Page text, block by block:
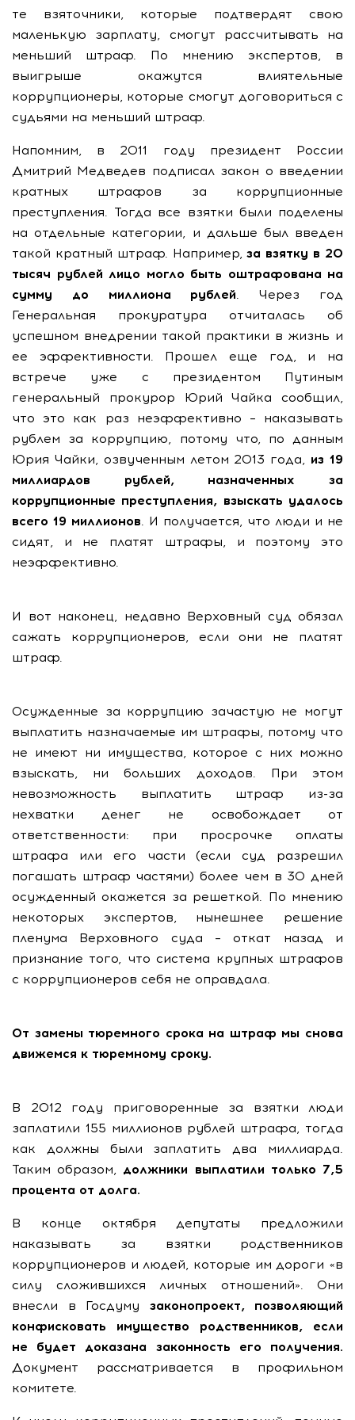
те взяточники, которые подтвердят свою
маленькую зарплату, смогут рассчитывать на
меньший штраф. По мнению экспертов, в
выигрыше окажутся влиятельные
коррупционеры, которые смогут договориться с
судьями на меньший штраф.
Напомним, в 2011 году президент России
Дмитрий Медведев подписал закон о введении
кратных штрафов за коррупционные
преступления. Тогда все взятки были поделены
на отдельные категории, и дальше был введен
такой кратный штраф. Например,за взятку в 20
тысяч рублей лицо могло быть оштрафована на
сумму до миллиона рублей. Через год
Генеральная прокуратура отчиталась об
успешном внедрении такой практики в жизнь и
ее эффективности. Прошел еще год, и на
встрече уже с президентом Путиным
генеральный прокурор Юрий Чайка сообщил,
что это как раз неэффективно – наказывать
рублем за коррупцию, потому что, по данным
Юрия Чайки, озвученным летом 2013 года, из 19
миллиардов рублей, назначенных за
коррупционные преступления, взыскать удалось
всего 19 миллионов. И получается, что люди и не
сидят, и не платят штрафы, и поэтому это
неэффективно.
И вот наконец, недавно Верховный суд обязал
сажать коррупционеров, если они не платят
штраф.
Осужденные за коррупцию зачастую не могут
выплатить назначаемые им штрафы, потому что
не имеют ни имущества, которое с них можно
взыскать, ни больших доходов. При этом
невозможность выплатить штраф из-за
нехватки денег не освобождает от
ответственности: при просрочке оплаты
штрафа или его части (если суд разрешил
погашать штраф частями) более чем в 30 дней
осужденный окажется за решеткой. По мнению
некоторых экспертов, нынешнее решение
пленума Верховного суда – откат назад и
признание того, что система крупных штрафов
с коррупционеров себя не оправдала.
От замены тюремного срока на штраф мы снова
движемся к тюремному сроку.
В 2012 году приговоренные за взятки люди
заплатили 155 миллионов рублей штрафа, тогда
как должны были заплатить два миллиарда.
Таким образом, должники выплатили только 7,5
процента от долга.
В конце октября депутаты предложили
наказывать за взятки родственников
коррупционеров и людей, которые им дороги «в
силу сложившихся личных отношений». Они
внесли в Госдуму законопроект, позволяющий
конфисковать имущество родственников, если
не будет доказана законность его получения.
Документ рассматривается в профильном
комитете.